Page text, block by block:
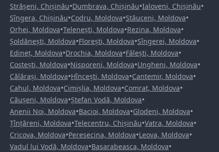
Strășeni, Chișinău•Dumbrava, Chișinău•Ialoveni, Chișinău•
Sîngera, Chișinău•Codru, Moldova•Stăuceni, Moldova•
Orhei, Moldova•Telenești, Moldova•Rezina, Moldova•
Șoldănești, Moldova•Florești, Moldova•Sîngerei, Moldova•
Edineț, Moldova•Drochia, Moldova•Fălești, Moldova•
Costești, Moldova•Nisporeni, Moldova•Ungheni, Moldova•
Călărași, Moldova•Hîncești, Moldova•Cantemir, Moldova•
Cahul, Moldova•Cimișlia, Moldova•Comrat, Moldova•
Căușeni, Moldova•Ștefan Vodă, Moldova•
Anenii Noi, Moldova•Bacioi, Moldova•Glodeni, Moldova•
Țînțăreni, Moldova•Telecentru, Chișinău•Vatra, Moldova•
Cricova, Moldova•Peresecina, Moldova•Leova, Moldova•
Vadul lui Vodă, Moldova•Basarabeasca, Moldova•